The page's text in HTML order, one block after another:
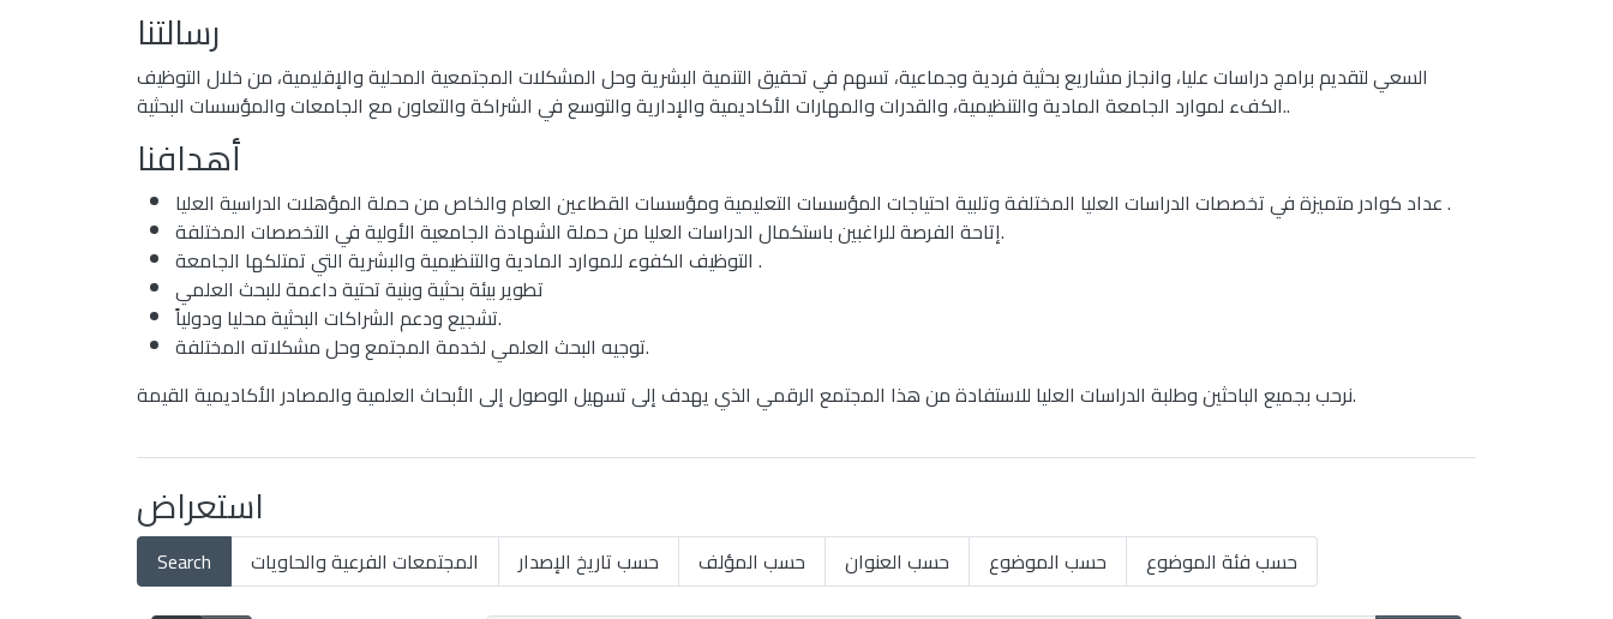
رسالتنا
السعي لتقديم برامج دراسات عليا، وانجاز مشاريع بحثية فردية وجماعية، تسهم في تحقيق التنمية البشرية وحل المشكلات المجتمعية المحلية والإقليمية، من خلال التوظيف
الكفء لموارد الجامعة المادية والتنظيمية، والقدرات والمهارات الأكاديمية والإدارية والتوسع في الشراكة والتعاون مع الجامعات والمؤسسات البحثية..
أهدافنا
عداد كوادر متميزة في تخصصات الدراسات العليا المختلفة وتلبية احتياجات المؤسسات التعليمية ومؤسسات القطاعين العام والخاص من حملة المؤهلات الدراسية العليا .
إتاحة الفرصة للراغبين باستكمال الدراسات العليا من حملة الشهادة الجامعية الأولية في التخصصات المختلفة.
التوظيف الكفوء للموارد المادية والتنظيمية والبشرية التي تمتلكها الجامعة .
تطوير بيئة بحثية وبنية تحتية داعمة للبحث العلمي
تشجيع ودعم الشراكات البحثية محليا ودولياً.
توجيه البحث العلمي لخدمة المجتمع وحل مشكلاته المختلفة.
نرحب بجميع الباحثين وطلبة الدراسات العليا للاستفادة من هذا المجتمع الرقمي الذي يهدف إلى تسهيل الوصول إلى الأبحاث العلمية والمصادر الأكاديمية القيمة.
استعراض
Search المجتمعات الفرعية والحاويات حسب تاريخ الإصدار حسب المؤلف حسب العنوان حسب الموضوع حسب فئة الموضوع